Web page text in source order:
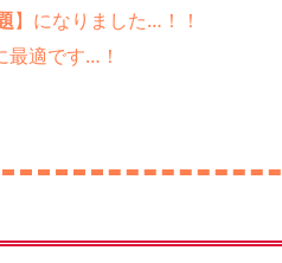
】になりました…！！
最適です…！